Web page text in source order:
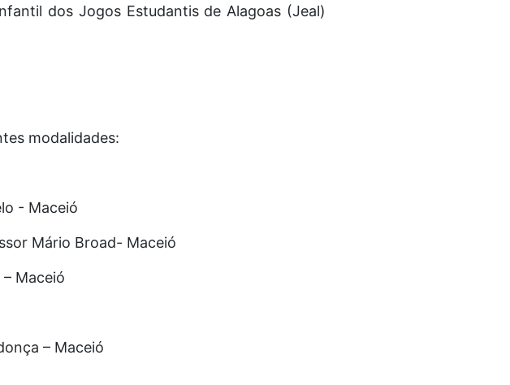
dos Jogos Estudantis de Alagoas (Jeal)
modalidades:
- Maceió
Mário Broad- Maceió
Maceió
– Maceió